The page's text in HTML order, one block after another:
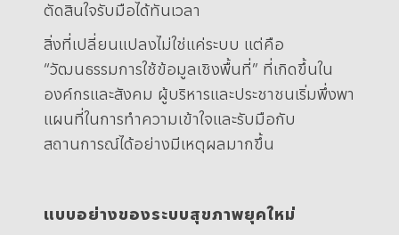
ตัดสินใจรับมือได้ทันเวลา
สิ่งที่เปลี่ยนแปลงไม่ใช่แค่ระบบ แต่คือ
“วัฒนธรรมการใช้ข้อมูลเชิงพื้นที่” ที่เกิดขึ้นใน
องค์กรและสังคม ผู้บริหารและประชาชนเริ่มพึ่งพา
แผนที่ในการทำความเข้าใจและรับมือกับ
สถานการณ์ได้อย่างมีเหตุผลมากขึ้น
แบบอย่างของระบบสุขภาพยุคใหม่